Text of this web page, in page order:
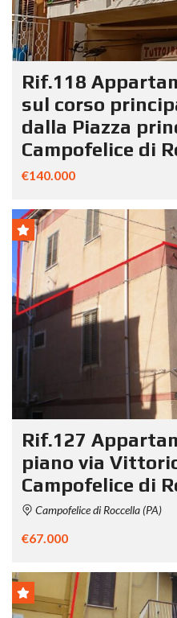
Rif.118
sul corso
dalla Piazza
Campofelice di
€140.000
Rif.127
piano via
Campofelice di
Campofelice di Roccella (PA)
€67.000